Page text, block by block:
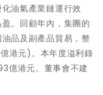
油氣產業鏈運行效
。回顧年內，集團的
品及副產品貿易，整
港元)。本年度溢利錄
億港元。董事會不建